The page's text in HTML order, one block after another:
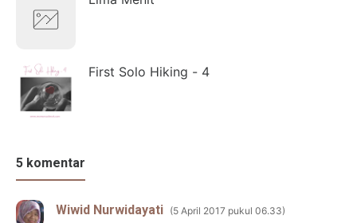
First Solo Hiking - 4
5 komentar
Wiwid Nurwidayati 5 April 2017 pukul 06.33